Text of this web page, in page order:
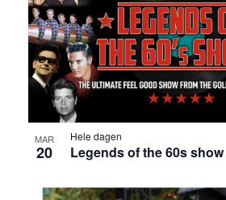
MAR
20
Hele dagen
Legends of the 60s show